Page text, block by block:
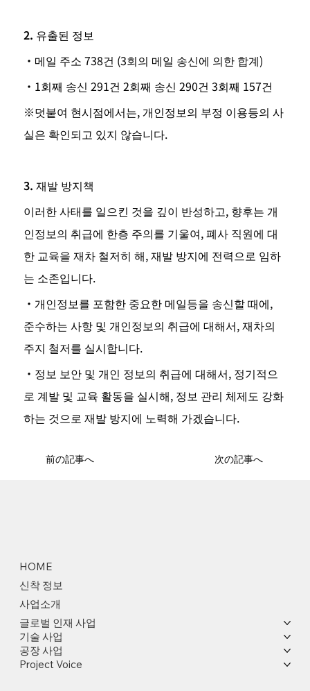
前の記事へ 次の記事へ
2. 유출된 정보
・메일 주소 738건 (3회의 메일 송신에 의한 합계)
・1회째 송신 291건 2회째 송신 290건 3회째 157건
※덧붙여 현시점에서는, 개인정보의 부정 이용등의 사
실은 확인되고 있지 않습니다.
3. 재발 방지책
이러한 사태를 일으킨 것을 깊이 반성하고, 향후는 개
인정보의 취급에 한층 주의를 기울여, 폐사 직원에 대
한 교육을 재차 철저히 해, 재발 방지에 전력으로 임하
는 소존입니다.
・개인정보를 포함한 중요한 메일등을 송신할 때에,
준수하는 사항 및 개인정보의 취급에 대해서, 재차의
주지 철저를 실시합니다.
・정보 보안 및 개인 정보의 취급에 대해서, 정기적으
로 계발 및 교육 활동을 실시해, 정보 관리 체제도 강화
하는 것으로 재발 방지에 노력해 가겠습니다.
HOME
신착 정보
사업소개
글로벌 인재 사업
기술 사업
공장 사업
Project Voice